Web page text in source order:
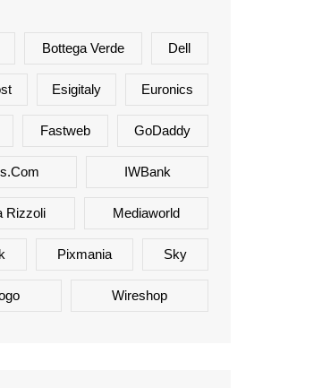
Bottega Verde Dell
Esigitaly Euronics
Fastweb GoDaddy
IWBank
Rizzoli Mediaworld
Pixmania Sky
Wireshop